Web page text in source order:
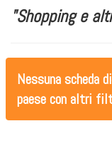
"Shopping e
Nessuna scheda
paese con altri